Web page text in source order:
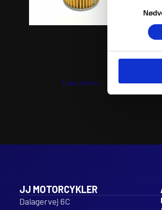
Læs mere
OIL
JJ MOTORCYKLER
Dalagervej 6C